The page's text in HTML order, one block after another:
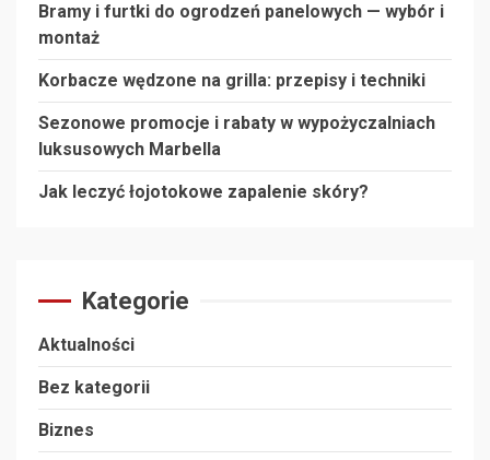
Bramy i furtki do ogrodzeń panelowych — wybór i
montaż
Korbacze wędzone na grilla: przepisy i techniki
Sezonowe promocje i rabaty w wypożyczalniach
luksusowych Marbella
Jak leczyć łojotokowe zapalenie skóry?
Kategorie
Aktualności
Bez kategorii
Biznes